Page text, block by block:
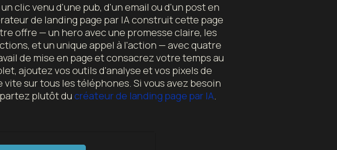
clic venu d'une pub, d'un email ou d'un post en
de landing page par IA construit cette page
offre — un hero avec une promesse claire, les
et un unique appel à l'action — avec quatre
de mise en page et consacrez votre temps au
ajoutez vos outils d'analyse et vos pixels de
sur tous les téléphones. Si vous avez besoin
plutôt du créateur de landing page par IA.